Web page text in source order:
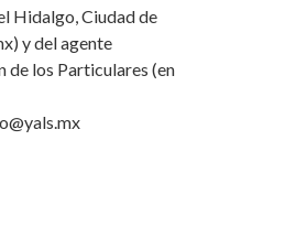
Hidalgo, Ciudad de
y del agente
de los Particulares (en